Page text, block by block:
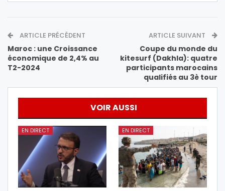
ARTICLE PRÉCÉDENT
Maroc : une Croissance
économique de 2,4% au
T2-2024
ARTICLE SUIVANT
Coupe du monde du
kitesurf (Dakhla): quatre
participants marocains
qualifiés au 3è tour
VOIR AUSSI
EN DIRECT EN DIRECT